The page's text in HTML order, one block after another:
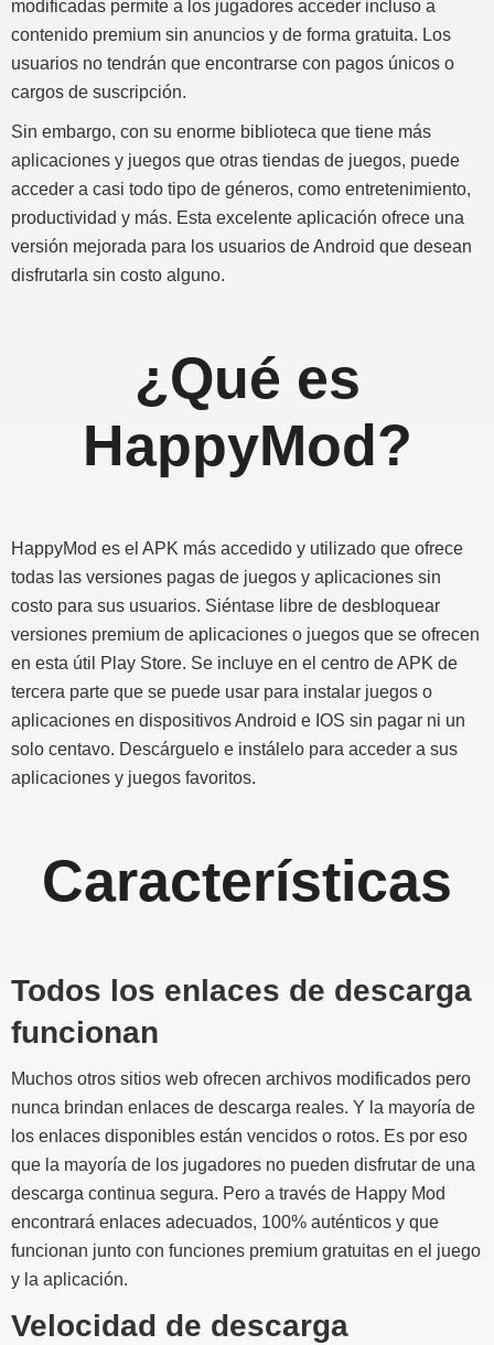
modificadas permite a los jugadores acceder incluso a
contenido premium sin anuncios y de forma gratuita. Los
usuarios no tendrán que encontrarse con pagos únicos o
cargos de suscripción.
Sin embargo, con su enorme biblioteca que tiene más
aplicaciones y juegos que otras tiendas de juegos, puede
acceder a casi todo tipo de géneros, como entretenimiento,
productividad y más. Esta excelente aplicación ofrece una
versión mejorada para los usuarios de Android que desean
disfrutarla sin costo alguno.
¿Qué es
HappyMod?
HappyMod es el APK más accedido y utilizado que ofrece
todas las versiones pagas de juegos y aplicaciones sin
costo para sus usuarios. Siéntase libre de desbloquear
versiones premium de aplicaciones o juegos que se ofrecen
en esta útil Play Store. Se incluye en el centro de APK de
tercera parte que se puede usar para instalar juegos o
aplicaciones en dispositivos Android e IOS sin pagar ni un
solo centavo. Descárguelo e instálelo para acceder a sus
aplicaciones y juegos favoritos.
Características
Todos los enlaces de descarga
funcionan
Muchos otros sitios web ofrecen archivos modificados pero
nunca brindan enlaces de descarga reales. Y la mayoría de
los enlaces disponibles están vencidos o rotos. Es por eso
que la mayoría de los jugadores no pueden disfrutar de una
descarga continua segura. Pero a través de Happy Mod
encontrará enlaces adecuados, 100% auténticos y que
funcionan junto con funciones premium gratuitas en el juego
y la aplicación.
Velocidad de descarga